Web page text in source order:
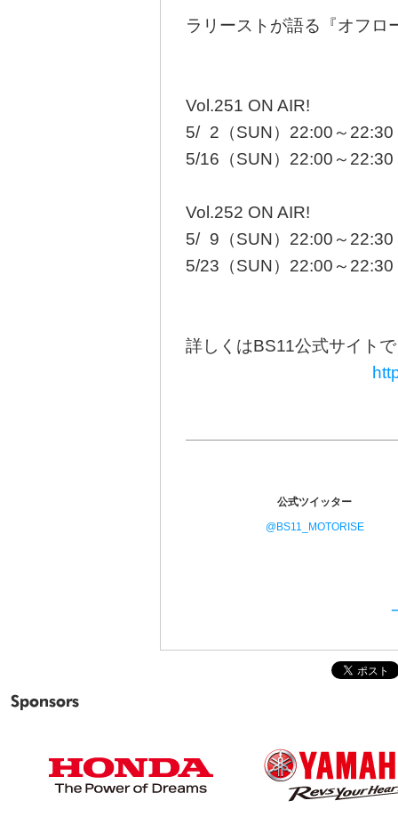
ラリーストが語る『オフロ
Vol.251 ON AIR!
5/0 2（SUN）22:00～22:30
5/16（SUN）22:00～22:30
Vol.252 ON AIR!
5/0 9（SUN）22:00～22:30
5/23（SUN）22:00～22:30
詳しくはBS11公式サイトで
公式ツイッター
@BS11_MOTORISE